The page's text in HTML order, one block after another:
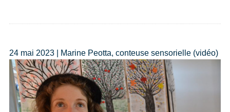
24 mai 2023 | Marine Peotta, conteuse sensorielle (vidéo)